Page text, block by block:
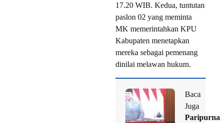
17.20 WIB. Kedua, tuntutan
paslon 02 yang meminta
MK memerintahkan KPU
Kabupaten menetapkan
mereka sebagai pemenang
dinilai melawan hukum.
Baca
Juga
Paripurna